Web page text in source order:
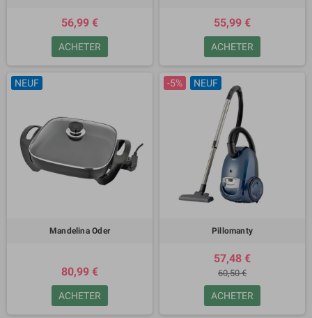
56,99 €
ACHETER
55,99 €
ACHETER
NEUF
Mandelina Oder
80,99 €
ACHETER
-5% NEUF
Pillomanty
57,48 €
60,50 €
ACHETER